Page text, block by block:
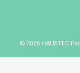
© 2026 HAUSTEC